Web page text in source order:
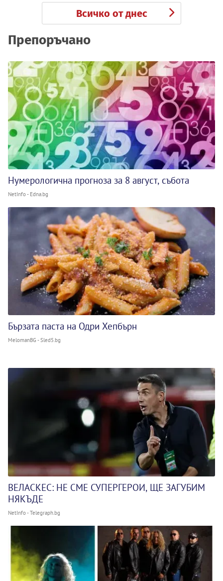
Всичко от днес
Препоръчано
Нумерологична прогноза за 8 август, събота
NetInfo - Edna.bg
Бързата паста на Одри Хепбърн
MelomanBG - Sled5.bg
ВЕЛАСКЕС: НЕ СМЕ СУПЕРГЕРОИ, ЩЕ ЗАГУБИМ
НЯКЪДЕ
NetInfo - Telegraph.bg